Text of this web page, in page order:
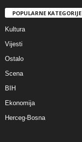
POPULARNE KATEGORIJE
Kultura
Vijesti
Ostalo
Scena
BIH
Ekonomija
Herceg-Bosna